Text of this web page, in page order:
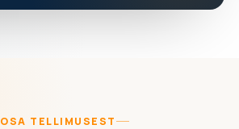
OSA TELLIMUSEST